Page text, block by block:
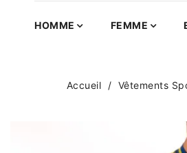
HOMME FEMME
Accueil Vêtements